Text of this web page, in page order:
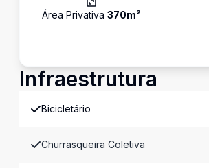
Área Privativa 370m²
Infraestrutura
Bicicletário
Churrasqueira Coletiva